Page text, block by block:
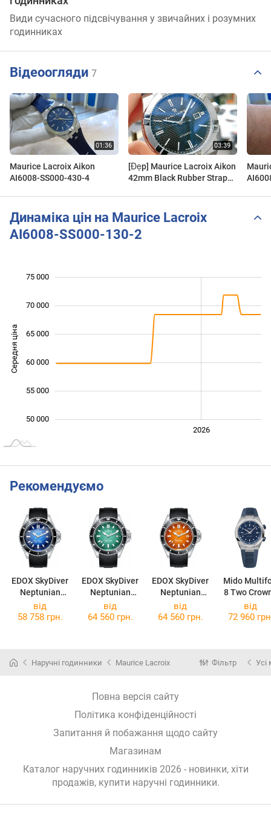
Види сучасного підсвічування у звичайних і розумних
годинниках
Відеоогляди 7
Maurice Lacroix Aikon
AI6008-SS000-430-4
[Đẹp] Maurice Lacroix Aikon
42mm Black Rubber Strap
Динаміка цін на Maurice Lacroix
AI6008-SS000-130-2
Середня ціна
50 000
55 000
60 000
65 000
70 000
75 000
2026
Рекомендуємо
EDOX SkyDiver
Neptunian
80120 3NCA
BUIDN
EDOX SkyDiver
Neptunian
80120 3NCA
VDN
EDOX SkyDiver
Neptunian
80120 3NCA
ODN
Mido
8 Two
41.00
від
58 758 грн.
від
64 560 грн.
від
64 560 грн.
від
72 960
Наручні годинники Maurice Lacroix Фільтр Усі
Повна версія сайту
Політика конфіденційності
Запитання й побажання щодо сайту
Магазинам
Каталог наручних годинників 2026 - новинки, хіти
продажів, купити наручні годинники.